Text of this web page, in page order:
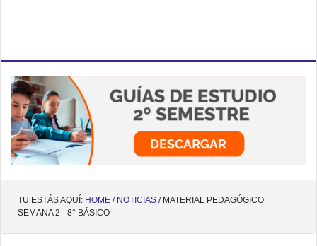
TU ESTÁS AQUÍ: HOME / NOTICIAS / MATERIAL PEDAGÓGICO
SEMANA 2 - 8° BÁSICO